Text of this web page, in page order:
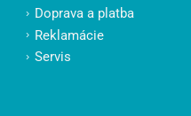
Doprava a platba
Reklamácie
Servis